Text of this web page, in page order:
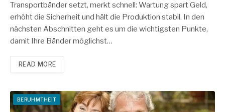
Transportbänder setzt, merkt schnell: Wartung spart Geld,
erhöht die Sicherheit und hält die Produktion stabil. In den
nächsten Abschnitten geht es um die wichtigsten Punkte,
damit Ihre Bänder möglichst…
READ MORE
BERUHMTHEIT